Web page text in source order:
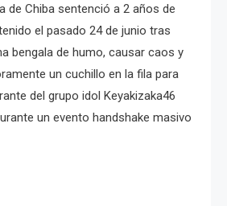
de Chiba sentenció a 2 años de
el pasado 24 de junio tras
bengala de humo, causar caos y
un cuchillo en la fila para
del grupo idol Keyakizaka46
un evento handshake masivo